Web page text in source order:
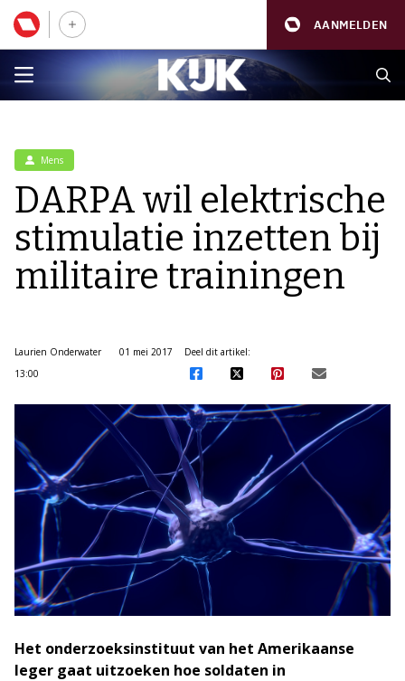
AANMELDEN
Mens
DARPA wil elektrische
stimulatie inzetten bij
militaire trainingen
Laurien Onderwater
01 mei 2017
13:00
Deel dit artikel:
Het onderzoeksinstituut van het Amerikaanse
leger gaat uitzoeken hoe soldaten in